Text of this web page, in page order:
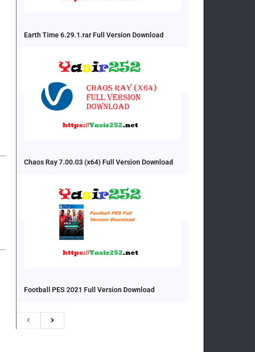
Earth Time 6.29.1.rar Full Version Download
Chaos Ray 7.00.03 (x64) Full Version Download
Football PES 2021 Full Version Download